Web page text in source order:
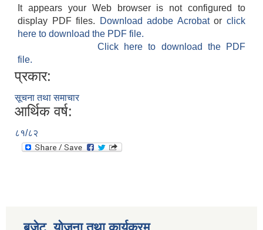
It appears your Web browser is not configured to
display PDF files.
Download adobe Acrobatorclick
here to download the PDF file.
Click here to download the PDF
file.
प्रकार:
सूचना तथा समाचार
आर्थिक वर्ष:
८१/८२